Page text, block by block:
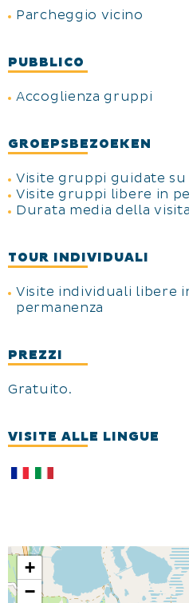
Parcheggio vicino
PUBBLICO
Accoglienza gruppi
GROEPSBEZOEKEN
Visite gruppi guidate su
Visite gruppi libere in
Durata media della
TOUR INDIVIDUALI
Visite individuali libere
permanenza
PREZZI
Gratuito.
VISITE ALLE LINGUE
+
−